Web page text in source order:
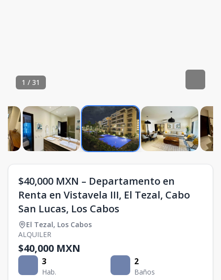
1 / 31
$40,000 MXN – Departamento en
Renta en Vistavela III, El Tezal, Cabo
San Lucas, Los Cabos
El Tezal, Los Cabos
ALQUILER
$40,000 MXN
3
Hab.
2
Baños